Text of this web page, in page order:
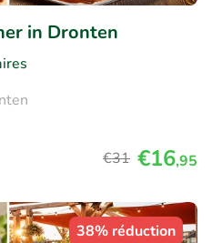
in Dronten
€31 €16,95
38% réduction